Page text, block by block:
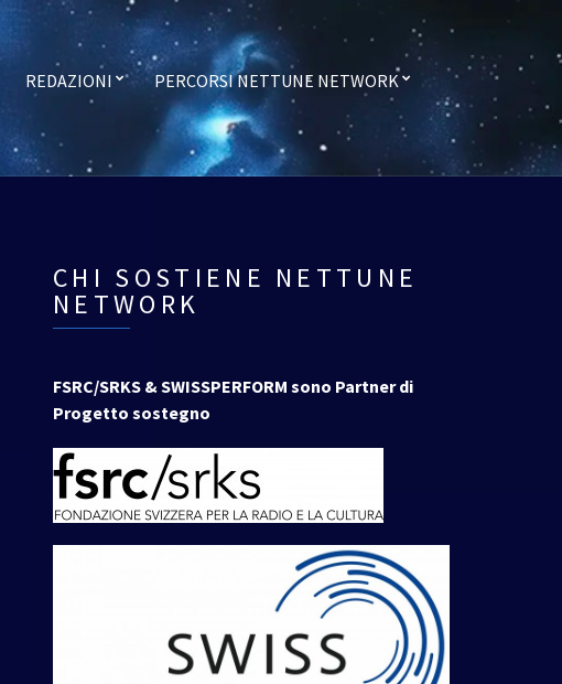
REDAZIONI
PERCORSI NETTUNE NETWORK
CHI SOSTIENE NETTUNE
NETWORK
FSRC/SRKS & SWISSPERFORM sono Partner di
Progetto sostegno